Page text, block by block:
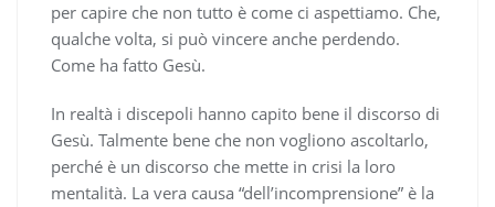
per capire che non tutto è come ci aspettiamo. Che,
qualche volta, si può vincere anche perdendo.
Come ha fatto Gesù.
In realtà i discepoli hanno capito bene il discorso di
Gesù. Talmente bene che non vogliono ascoltarlo,
perché è un discorso che mette in crisi la loro
mentalità. La vera causa “dell’incomprensione” è la